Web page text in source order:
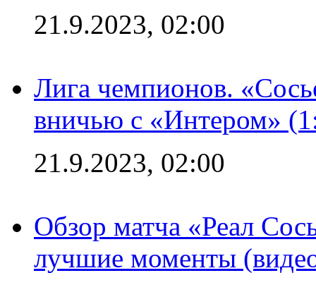
21.9.2023, 02:00
Лига чемпионов.
вничью с «Интером»
21.9.2023, 02:00
Обзор матча «Реал
лучшие моменты